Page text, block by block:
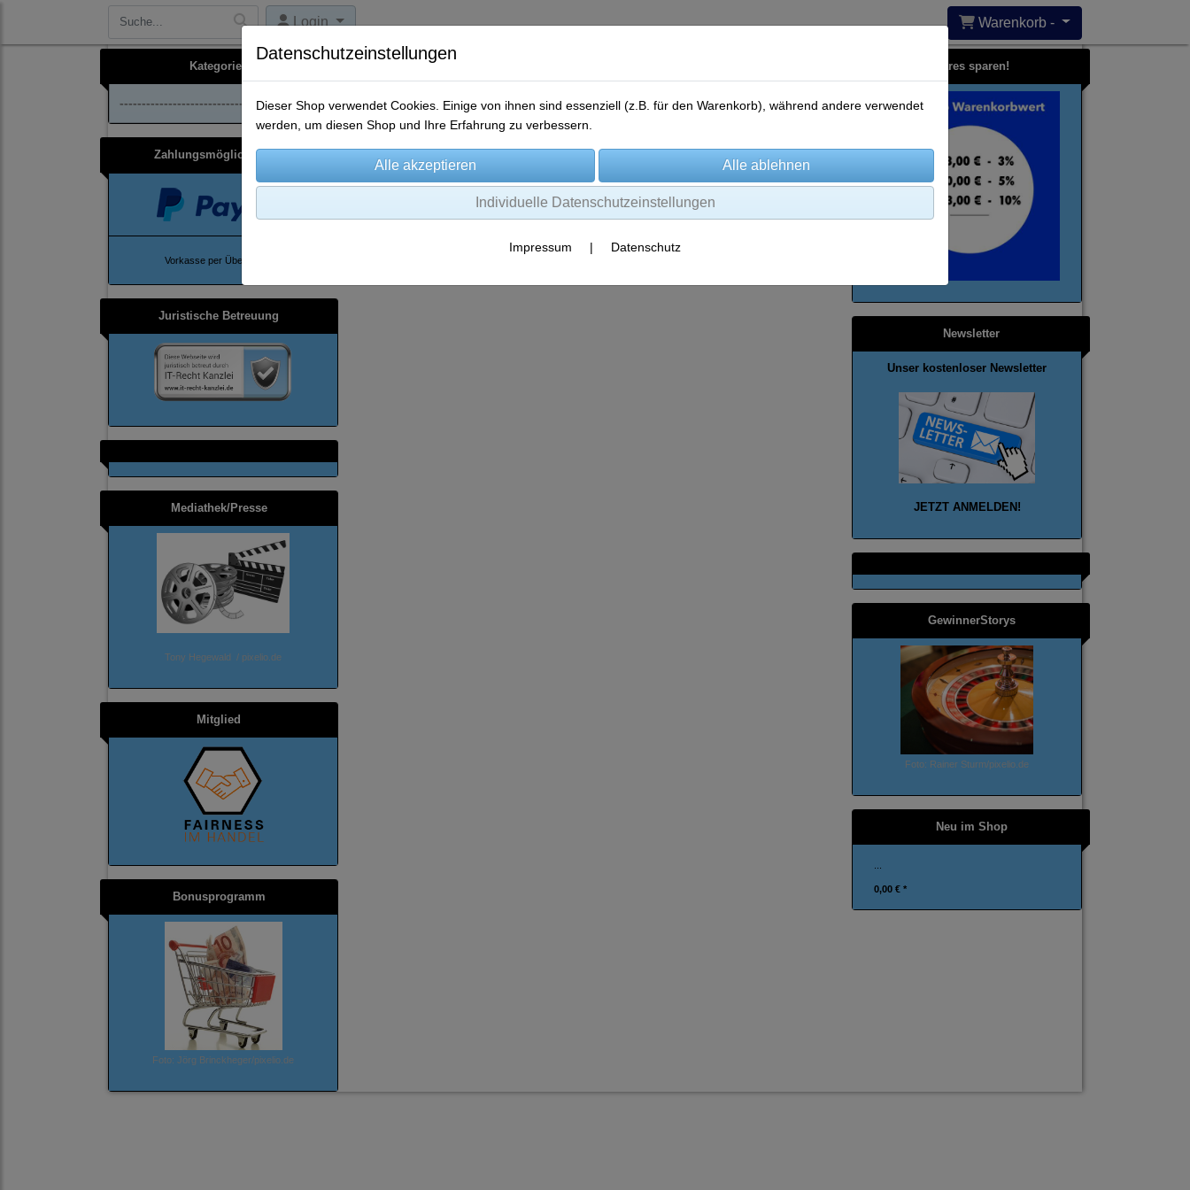
Login Warenkorb -
Kategorien
--------------------------------
Zahlungsmöglichkeiten
Vorkasse per Überweisung
Juristische Betreuung
Mediathek/Presse
Tony Hegewald / pixelio.de
Mitglied
Bonusprogramm
Foto: Jörg Brinckheger/pixelio.de
Home Produkte Kontakt
Es wurden leider keine Produkte gefunden.
Bares sparen!
Newsletter
Unser kostenloser Newsletter
JETZT ANMELDEN!
GewinnerStorys
Foto: Rainer Sturm/pixelio.de
Neu im Shop
0,00 € *
Datenschutzeinstellungen
Dieser Shop verwendet Cookies. Einige von ihnen sind essenziell (z.B. für den Warenkorb), während andere verwendet
werden, um diesen Shop und Ihre Erfahrung zu verbessern.
Individuelle Datenschutzeinstellungen
Impressum | Datenschutz